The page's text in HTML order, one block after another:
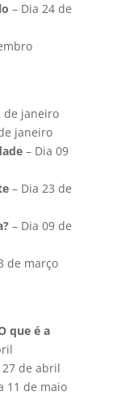
– Dia 24 de
de janeiro
janeiro
– Dia 09
– Dia 23 de
– Dia 09 de
de março
que é a
27 de abril
11 de maio